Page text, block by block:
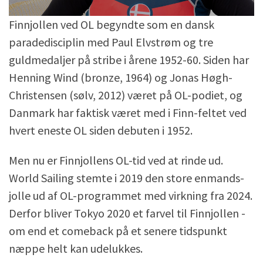
Finnjollen ved OL begyndte som en dansk
paradedisciplin med Paul Elvstrøm og tre
guldmedaljer på stribe i årene 1952-60. Siden har
Henning Wind (bronze, 1964) og Jonas Høgh-
Christensen (sølv, 2012) været på OL-podiet, og
Danmark har faktisk været med i Finn-feltet ved
hvert eneste OL siden debuten i 1952.
Men nu er Finnjollens OL-tid ved at rinde ud.
World Sailing stemte i 2019 den store enmands-
jolle ud af OL-programmet med virkning fra 2024.
Derfor bliver Tokyo 2020 et farvel til Finnjollen -
om end et comeback på et senere tidspunkt
næppe helt kan udelukkes.